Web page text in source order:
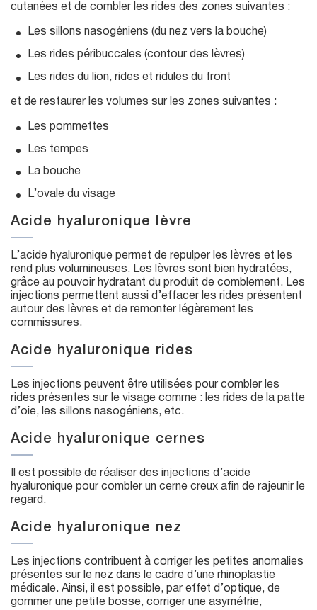
cutanées et de combler les rides des zones suivantes :
Les sillons nasogéniens (du nez vers la bouche)
Les rides péribuccales (contour des lèvres)
Les rides du lion, rides et ridules du front
et de restaurer les volumes sur les zones suivantes :
Les pommettes
Les tempes
La bouche
L’ovale du visage
Acide hyaluronique lèvre
L’acide hyaluronique permet de repulper les lèvres et les
rend plus volumineuses. Les lèvres sont bien hydratées,
grâce au pouvoir hydratant du produit de comblement. Les
injections permettent aussi d’effacer les rides présentent
autour des lèvres et de remonter légèrement les
commissures.
Acide hyaluronique rides
Les injections peuvent être utilisées pour combler les
rides présentes sur le visage comme : les rides de la patte
d’oie, les sillons nasogéniens, etc.
Acide hyaluronique cernes
Il est possible de réaliser des injections d’acide
hyaluronique pour combler un cerne creux afin de rajeunir le
regard.
Acide hyaluronique nez
Les injections contribuent à corriger les petites anomalies
présentes sur le nez dans le cadre d’une rhinoplastie
médicale. Ainsi, il est possible, par effet d’optique, de
gommer une petite bosse, corriger une asymétrie,